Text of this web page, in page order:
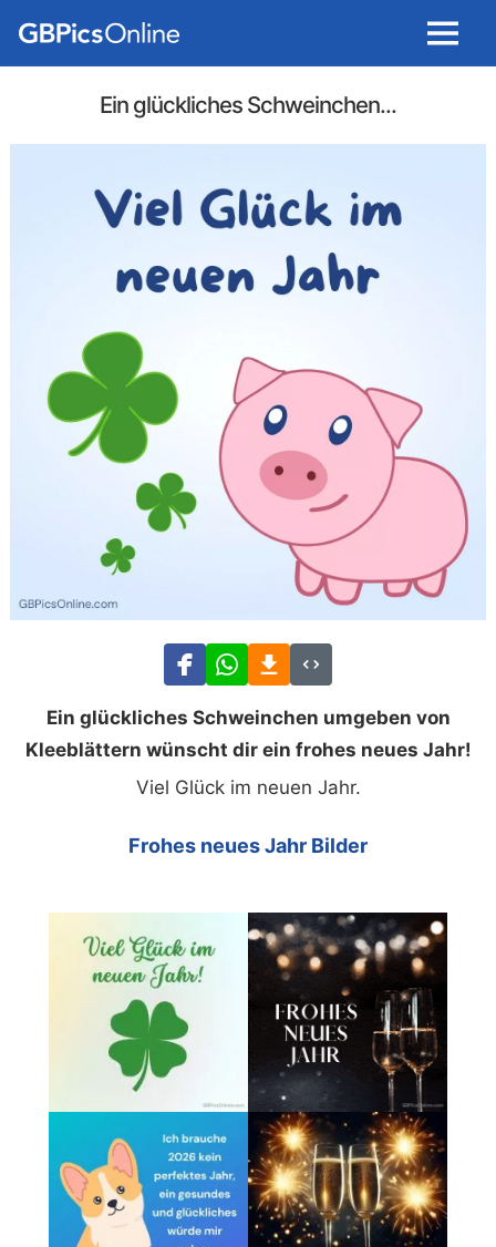
Menu
Ein glückliches Schweinchen...
Ein glückliches Schweinchen umgeben von
Kleeblättern wünscht dir ein frohes neues Jahr!
Viel Glück im neuen Jahr.
Frohes neues Jahr Bilder